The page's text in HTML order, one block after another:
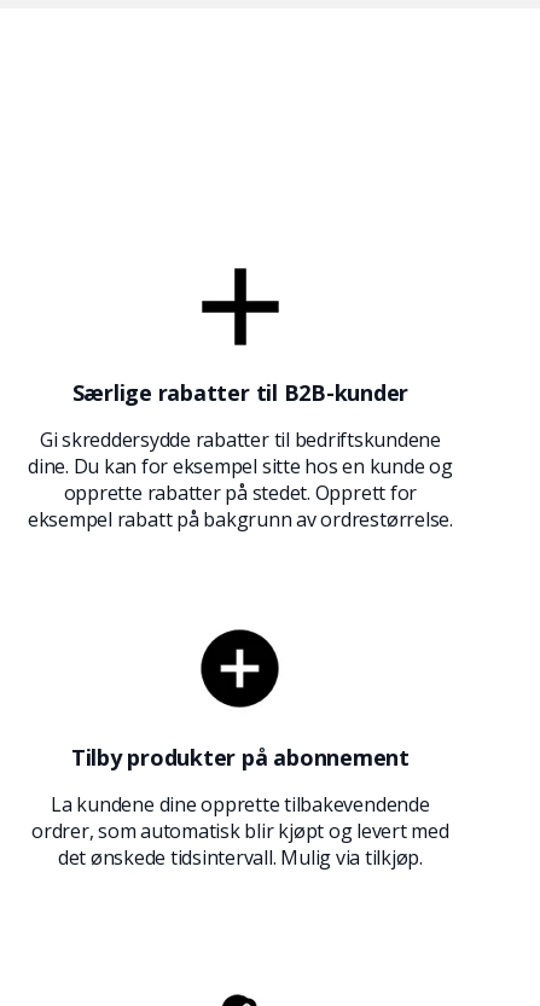
Særlige rabatter til B2B-kunder
Gi skreddersydde rabatter til bedriftskundene
dine. Du kan for eksempel sitte hos en kunde og
opprette rabatter på stedet. Opprett for
eksempel rabatt på bakgrunn av ordrestørrelse.
Tilby produkter på abonnement
La kundene dine opprette tilbakevendende
ordrer, som automatisk blir kjøpt og levert med
det ønskede tidsintervall. Mulig via tilkjøp.